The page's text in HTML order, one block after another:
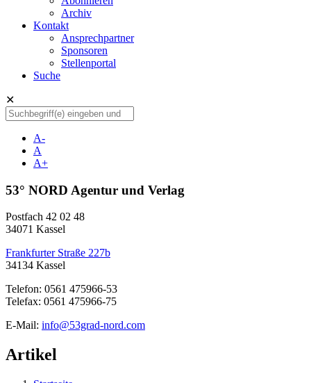
Archiv
Kontakt
Ansprechpartner
Sponsoren
Stellenportal
Suche
✕
A-
A
A+
53° NORD Agentur und Verlag
Postfach 42 02 48
34071 Kassel
Frankfurter Straße 227b
34134 Kassel
Telefon: 0561 475966-53
Telefax: 0561 475966-75
E-Mail: info@53grad-nord.com
Artikel